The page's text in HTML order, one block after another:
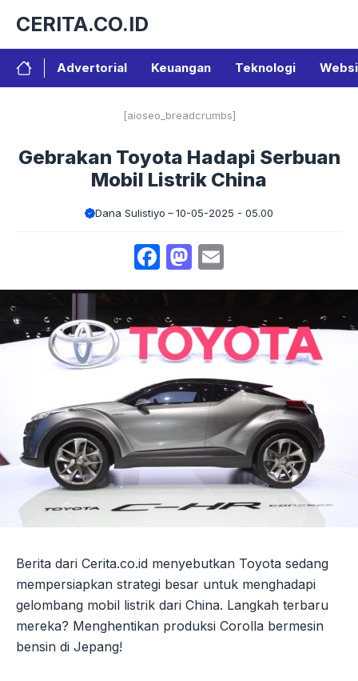
isi
CERITA.CO.ID
Advertorial Keuangan Teknologi
[aioseo_breadcrumbs]
Gebrakan Toyota Hadapi Serbuan
Mobil Listrik China
Dana Sulistiyo 10-05-2025 - 05.00
Facebook
Mastodon
Berita dari Cerita.co.id menyebutkan Toyota sedang
mempersiapkan strategi besar untuk menghadapi
gelombang mobil listrik dari China. Langkah terbaru
mereka? Menghentikan produksi Corolla bermesin
bensin di Jepang!